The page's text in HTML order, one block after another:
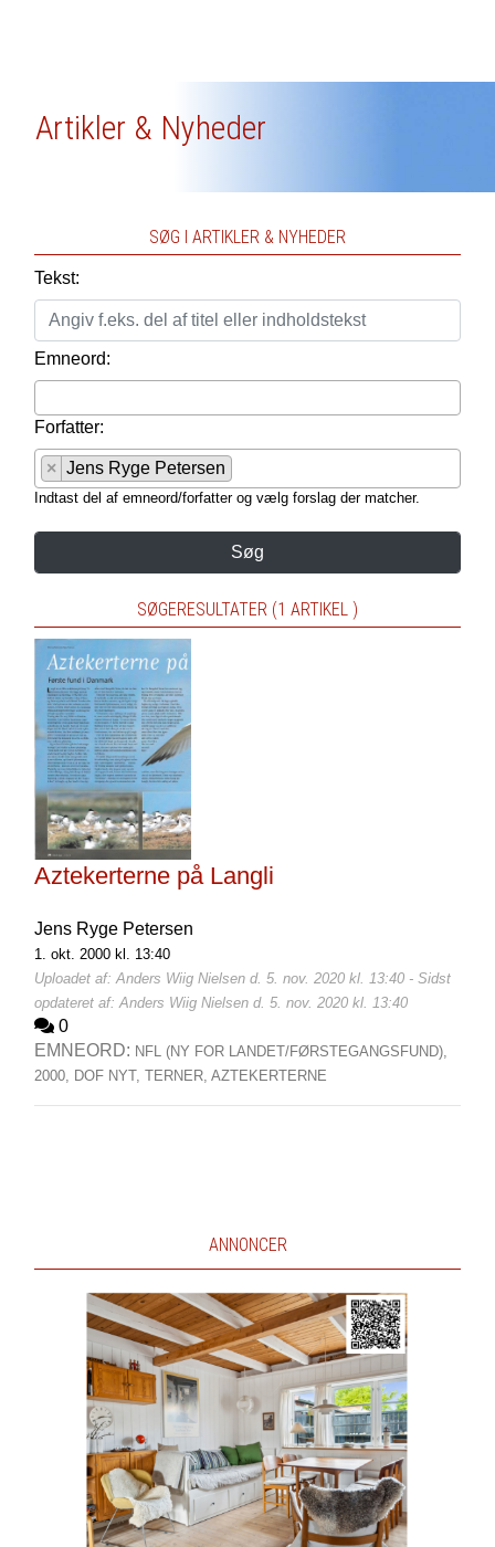
Artikler & Nyheder
SØG I ARTIKLER & NYHEDER
Tekst:
Emneord:
Forfatter:
× Jens Ryge Petersen
Indtast del af emneord/forfatter og vælg forslag der matcher.
Søg
SØGERESULTATER (1 ARTIKEL )
Aztekerterne på Langli
Jens Ryge Petersen
1. okt. 2000 kl. 13:40
Uploadet af: Anders Wiig Nielsen d. 5. nov. 2020 kl. 13:40 - Sidst
opdateret af: Anders Wiig Nielsen d. 5. nov. 2020 kl. 13:40
0
EMNEORD: NFL (NY FOR LANDET/FØRSTEGANGSFUND),
2000, DOF NYT, TERNER, AZTEKERTERNE
ANNONCER